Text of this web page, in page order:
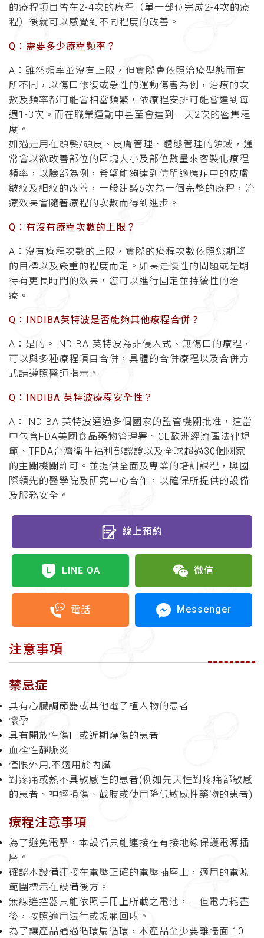
的療程項目皆在2-4次的療程（單一部位完成2-4次的療
程）後就可以感覺到不同程度的改善。
Q：需要多少療程頻率？
A：雖然頻率並沒有上限，但實際會依照治療型態而有
所不同，以傷口修復或急性的運動傷害為例，治療的次
數及頻率都可能會相當頻繁，依療程安排可能會達到每
週1-3次。而在職業運動中甚至會達到一天2次的密集程
度。
如過是用在頭髮/頭皮、皮膚管理、體態管理的領域，通
常會以欲改善部位的區塊大小及部位數量來客製化療程
頻率，以臉部為例，希望能夠達到仿單適應症中的皮膚
皺紋及細紋的改善，一般建議6次為一個完整的療程，治
療效果會隨著療程的次數而得到進步。
Q：有沒有療程次數的上限？
A：沒有療程次數的上限，實際的療程次數依照您期望
的目標以及嚴重的程度而定。如果是慢性的問題或是期
待有更長時間的效果，您可以進行固定並持續性的治
療。
Q：INDIBA英特波是否能夠其他療程合併？
A：是的。INDIBA 英特波為非侵入式、無傷口的療程，
可以與多種療程項目合併，具體的合併療程以及合併方
式請遵照醫師指示。
Q：INDIBA 英特波療程安全性？
A：INDIBA 英特波通過多個國家的監管機關批准，這當
中包含FDA美國食品藥物管理署、CE歐洲經濟區法律規
範、TFDA台灣衛生福利部認證以及全球超過30個國家
的主關機關許可。並提供全面及專業的培訓課程，與國
際領先的醫學院及研究中心合作，以確保所提供的設備
及服務安全。
線上預約
LINE OA 微信
電話 Messenger
注意事項
禁忌症
具有心臟調節器或其他電子植入物的患者
懷孕
具有開放性傷口或近期燒傷的患者
血栓性靜脈炎
僅限外用,不適用於內臟
對疼痛或熱不具敏感性的患者(例如先天性對疼痛部敏感
的患者、神經損傷、截肢或使用降低敏感性藥物的患者)
療程注意事項
為了避免電擊，本設備只能連接在有接地線保護電源插
座。
確認本設備連接在電壓正確的電壓插座上，適用的電源
範圍標示在設備後方。
無線遙控器只能依照手冊上所載之電池，一但電力耗盡
後，按照適用法律或規範回收。
為了讓產品通過循環扇循環，本產品至少要離牆面 10